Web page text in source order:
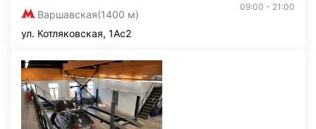
Варшавская(1400 м)
09:00 - 21:00
ул. Котляковская, 1Ас2